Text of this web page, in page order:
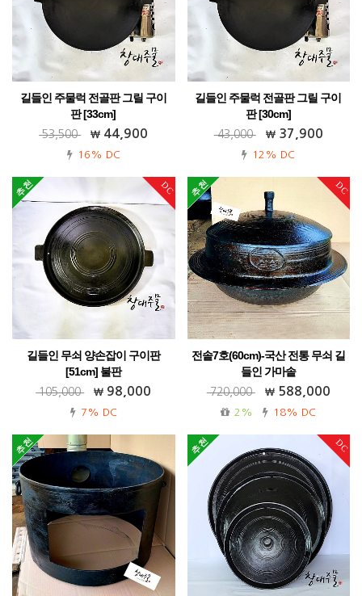
길들인 주물럭 전골판 그릴 구이
판 [33cm]
가정용 업소용 캠핑용 전원주택!
53,500 44,900
16% DC
길들인 주물럭 전골판 그릴 구이
판 [30cm]
가정용 업소용 캠핑용 전원주택!
43,000 37,900
12% DC
DC
길들인 무쇠 양손잡이 구이판
[51cm] 불판
가정용 업소용 캠핑용 전원주택!
105,000 98,000
7% DC
DC
전솥7호(60cm)-국산 전통 무쇠 길
들인 가마솥
통주물 가정용 업소용 40년 장인의 기술!
720,000 588,000
2% 18% DC
DC